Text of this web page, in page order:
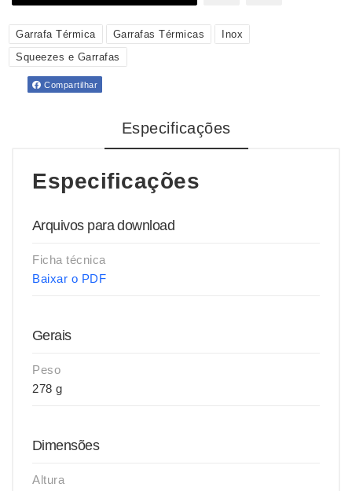
Garrafa Térmica Garrafas Térmicas
Inox
Squeezes e Garrafas
Compartilhar
Especificações
Especificações
Arquivos para download
Ficha técnica
Baixar o PDF
Gerais
Peso
278 g
Dimensões
Altura